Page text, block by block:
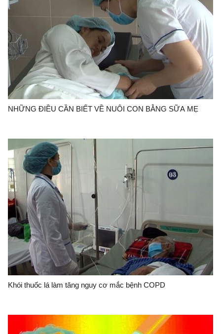
NHỮNG ĐIỀU CẦN BIẾT VỀ NUÔI CON BẰNG SỮA MẸ
Khói thuốc lá làm tăng nguy cơ mắc bệnh COPD